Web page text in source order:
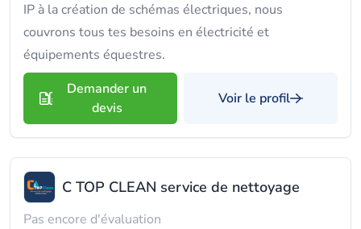
IP à la création de schémas électriques, nous
couvrons tous tes besoins en électricité et
équipements équestres.
Demander un
devis
Voir le profil
C TOP CLEAN service de nettoyage
Pas encore d'évaluation